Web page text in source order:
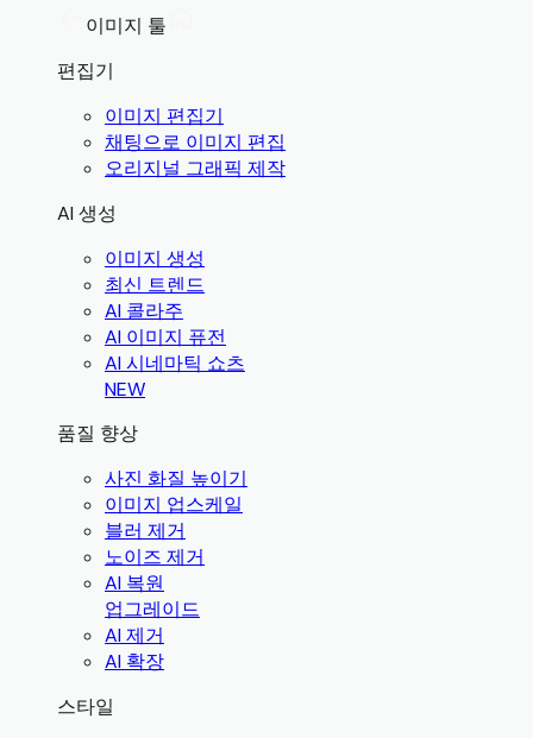
이미지 툴
편집기
이미지 편집기
채팅으로 이미지 편집
오리지널 그래픽 제작
AI 생성
이미지 생성
최신 트렌드
AI 콜라주
AI 이미지 퓨전
AI 시네마틱 쇼츠
NEW
품질 향상
사진 화질 높이기
이미지 업스케일
블러 제거
노이즈 제거
AI 복원
업그레이드
AI 제거
AI 확장
스타일